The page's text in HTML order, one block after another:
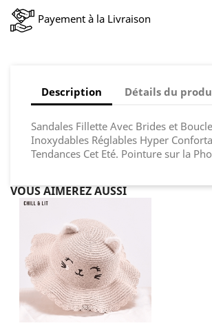
Payement à la Livraison
Description Détails du
Sandales Fillette Avec Brides et
Inoxydables Réglables Hyper
Tendances Cet Eté. Pointure sur la
VOUS AIMEREZ AUSSI